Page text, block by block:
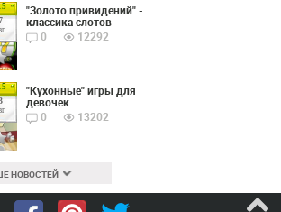
"Золото привидений" -
классика слотов
0
12292
"Кухонные" игры для
девочек
0
13202
НОВОСТЕЙ